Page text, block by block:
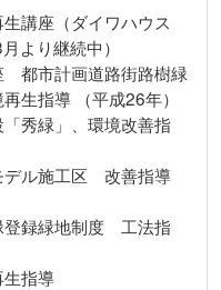
講座（ダイワハウス
より継続中）
都市計画道路街路樹緑
生指導 （平成26年）
秀緑」、環境改善指
デル施工区 改善指導
登録緑地制度 工法指
指導